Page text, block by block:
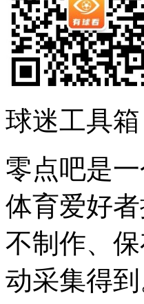
球迷工具箱
零点吧是
体育爱好
不制作、
动采集得